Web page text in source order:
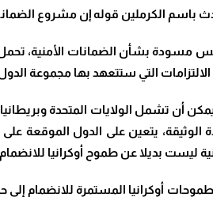
باسم الكرملين قوله إن مشروع
مسودة بشأن الضمانات الأمنية، تحمل
التي ستتعهد بها مجموعة الدول
أن تشمل الولايات المتحدة وبريطانيا
يتعين على الدول الموقعة على
ليست بديلا عن طموح أوكرانيا للانضمام
طموحات أوكرانيا المستمرة للانضمام